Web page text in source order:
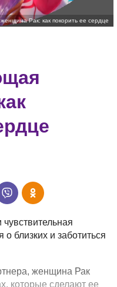
женщина Рак: как покорить ее сердце
близких и заботиться
женщина Рак
которые сделают ее